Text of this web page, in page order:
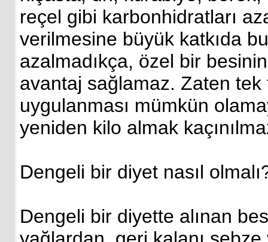
reçel gibi karbonhidratları
verilmesine büyük katkıda
azalmadıkça, özel bir
avantaj sağlamaz. Zaten tek
uygulanması mümkün
yeniden kilo almak
Dengeli bir diyet nasıl
Dengeli bir diyette alınan